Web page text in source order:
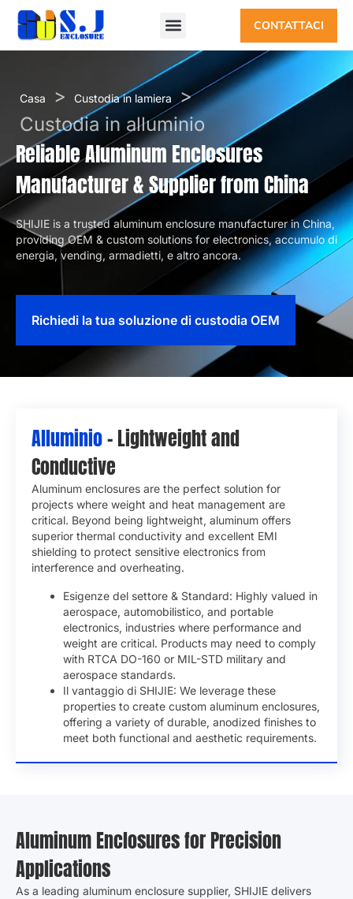
CONTATTACI
Casa > Custodia in lamiera
>
Custodia in alluminio
Reliable Aluminum Enclosures
Manufacturer&Supplier from China
SHIJIE is a trusted aluminum enclosure manufacturer in China,
providing OEM & custom solutions for electronics, accumulo di
energia, vending, armadietti, e altro ancora.
Richiedi la tua soluzione di custodia OEM
Alluminio– Lightweight and
Conductive
Aluminum enclosures are the perfect solution for
projects where weight and heat management are
critical. Beyond being lightweight, aluminum offers
superior thermal conductivity and excellent EMI
shielding to protect sensitive electronics from
interference and overheating.
Esigenze del settore & Standard: Highly valued in
aerospace, automobilistico, and portable
electronics, industries where performance and
weight are critical. Products may need to comply
with RTCA DO-160 or MIL-STD military and
aerospace standards.
Il vantaggio di SHIJIE: We leverage these
properties to create custom aluminum enclosures,
offering a variety of durable, anodized finishes to
meet both functional and aesthetic requirements.
Aluminum Enclosures for Precision
Applications
As a leading aluminum enclosure supplier, SHIJIE delivers